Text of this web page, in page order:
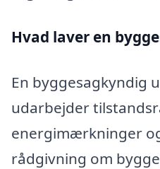
Hvad laver en
En byggesagkyndig
udarbejder
energimærkninger
rådgivning om